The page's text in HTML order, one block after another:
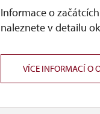
Informace o
naleznete v detailu
VÍCE INFORMACÍ O